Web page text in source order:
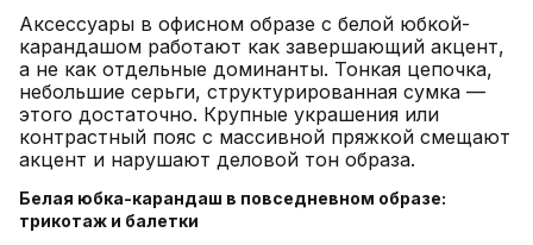
Аксессуары в офисном образе с белой юбкой-
карандашом работают как завершающий акцент,
а не как отдельные доминанты. Тонкая цепочка,
небольшие серьги, структурированная сумка —
этого достаточно. Крупные украшения или
контрастный пояс с массивной пряжкой смещают
акцент и нарушают деловой тон образа.
Белая юбка-карандаш в повседневном образе:
трикотаж и балетки